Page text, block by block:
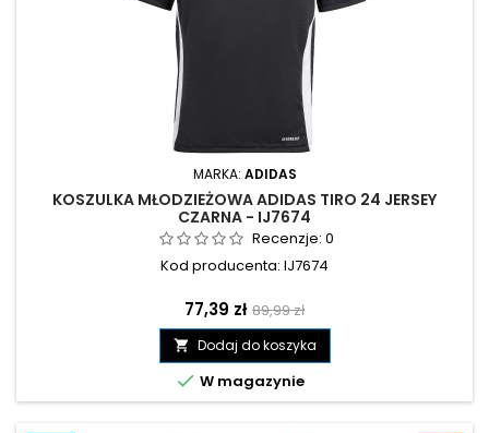
MARKA: ADIDAS
KOSZULKA MŁODZIEŻOWA ADIDAS TIRO 24 JERSEY
CZARNA - IJ7674
Recenzje: 0
Kod producenta: IJ7674
Cena
77,39 zł Cena
podstawowa
89,99 zł
 Dodaj do koszyka
 W magazynie